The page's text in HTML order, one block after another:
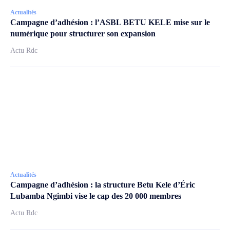
Actualités
Campagne d’adhésion : l’ASBL BETU KELE mise sur le
numérique pour structurer son expansion
Actu Rdc
Actualités
Campagne d’adhésion : la structure Betu Kele d’Éric
Lubamba Ngimbi vise le cap des 20 000 membres
Actu Rdc